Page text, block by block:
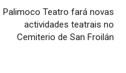
Palimoco Teatro fará novas
actividades teatrais no
Cemiterio de San Froilán